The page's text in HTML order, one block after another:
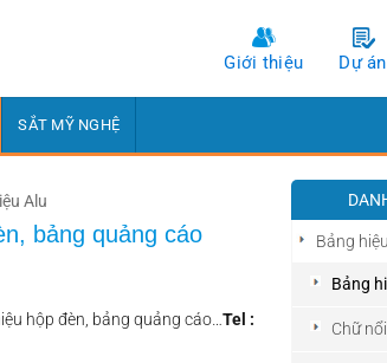
Giới thiệu Dự án
SẮT MỸ NGHỆ
Bảng
Bảng
Chữ
Alu
bảng quảng cáo
hộp đèn, bảng quảng cáo… Tel :